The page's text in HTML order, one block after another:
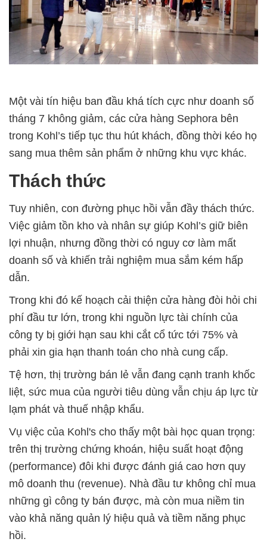
Một vài tín hiệu ban đầu khá tích cực như doanh số
tháng 7 không giảm, các cửa hàng Sephora bên
trong Kohl’s tiếp tục thu hút khách, đồng thời kéo họ
sang mua thêm sản phẩm ở những khu vực khác.
Thách thức
Tuy nhiên, con đường phục hồi vẫn đầy thách thức.
Việc giảm tồn kho và nhân sự giúp Kohl’s giữ biên
lợi nhuận, nhưng đồng thời có nguy cơ làm mất
doanh số và khiến trải nghiệm mua sắm kém hấp
dẫn.
Trong khi đó kế hoạch cải thiện cửa hàng đòi hỏi chi
phí đầu tư lớn, trong khi nguồn lực tài chính của
công ty bị giới hạn sau khi cắt cổ tức tới 75% và
phải xin gia hạn thanh toán cho nhà cung cấp.
Tệ hơn, thị trường bán lẻ vẫn đang cạnh tranh khốc
liệt, sức mua của người tiêu dùng vẫn chịu áp lực từ
lạm phát và thuế nhập khẩu.
Vụ việc của Kohl's cho thấy một bài học quan trọng:
trên thị trường chứng khoán, hiệu suất hoạt động
(performance) đôi khi được đánh giá cao hơn quy
mô doanh thu (revenue). Nhà đầu tư không chỉ mua
những gì công ty bán được, mà còn mua niềm tin
vào khả năng quản lý hiệu quả và tiềm năng phục
hồi.